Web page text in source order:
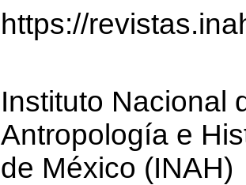
https://
Instituto Nacional
Antropología e
de México (INAH)